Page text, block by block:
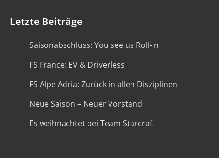
Letzte Beiträge
Saisonabschluss: You see us Roll-In
FS France: EV & Driverless
FS Alpe Adria: Zurück in allen Disziplinen
Neue Saison – Neuer Vorstand
Es weihnachtet bei Team Starcraft